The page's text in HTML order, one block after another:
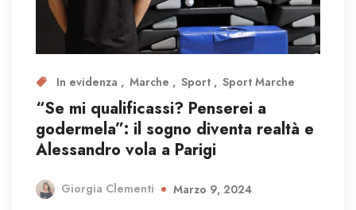
In evidenza Marche Sport Sport Marche
“Se mi qualificassi? Penserei a
godermela”: il sogno diventa realtà e
Alessandro vola a Parigi
Giorgia Clementi Marzo 9, 2024